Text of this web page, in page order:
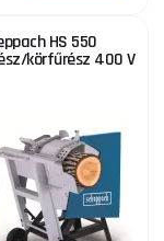
HS 550
körfűrész 400 V